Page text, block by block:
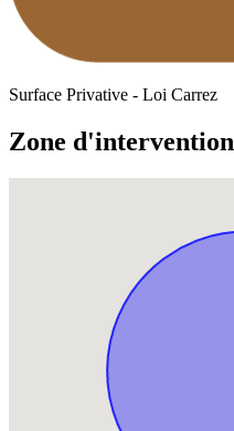
Surface Privative - Loi Carrez
Zone d'intervention